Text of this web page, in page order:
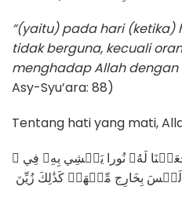
“(yaitu) pada hari
tidak berguna, kecuali
menghadap Allah dengan
Asy-Syu’ara: 88)
Tentang hati yang mati,
لَهُۥ نُورا يَمۡشِي بِهِۦ فِي ٱ
لَيۡسَ بِخَارِج مِّنۡهَاۚ كَذَٰلِكَ زُيِّنَ